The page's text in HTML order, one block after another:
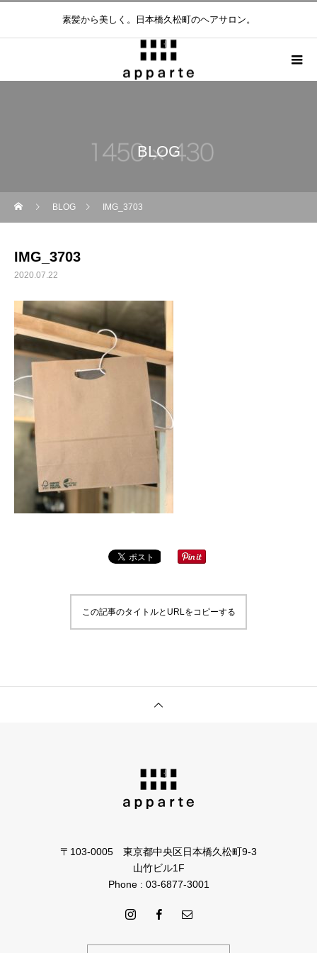
素髪から美しく。日本橋久松町のヘアサロン。
BLOG
BLOG IMG_3703
IMG_3703
2020.07.22
この記事のタイトルとURLをコピーする
〒103-0005 東京都中央区日本橋久松町9-3
山竹ビル1F
Phone : 03-6877-3001